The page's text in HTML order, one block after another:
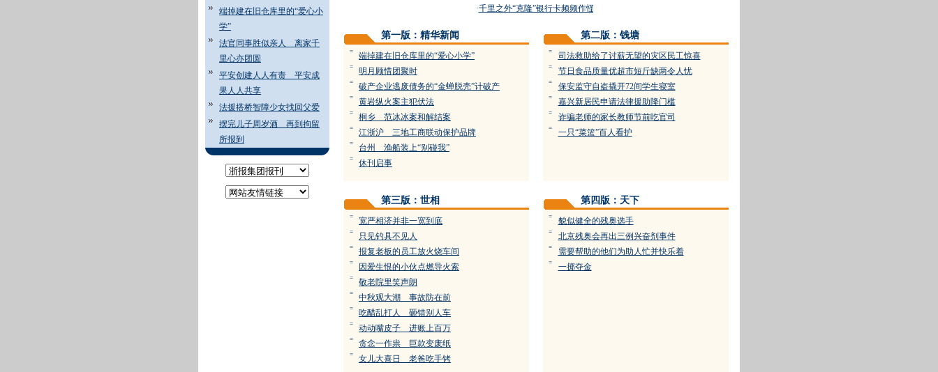
端掉建在旧仓库里的“爱心小
学”
法官同事胜似亲人 离家千
里心亦团圆
平安创建人人有责 平安成
果人人共享
法援搭桥智障少女找回父爱
摆完儿子周岁酒 再到拘留
所报到
千里之外“克隆”银行卡频频作怪·儿子出走廿年 老母申请宣告死亡 养子十年不回 老父申请宣告失踪
第一版：精华新闻
= 端掉建在旧仓库里的“爱心小学”
= 明月顾惜团聚时
= 破产企业逃废债务的“金蝉脱壳”计破产
= 黄岩纵火案主犯伏法
= 桐乡 范冰冰案和解结案
= 江浙沪 三地工商联动保护品牌
= 台州 渔船装上“别碰我”
= 休刊启事
第二版：钱塘
= 司法救助给了讨薪无望的灾区民工惊喜
= 节日食品质量优超市短斤缺两令人忧
= 保安监守自盗撬开72间学生寝室
= 嘉兴新居民申请法律援助降门槛
= 诈骗老师的家长教师节前吃官司
= 一只“菜篮”百人看护
第三版：世相
= 宽严相济并非一宽到底
= 只见钓具不见人
= 报复老板的员工放火烧车间
= 因爱生恨的小伙点燃导火索
= 敬老院里笑声朗
= 中秋观大潮 事故防在前
= 吃醋乱打人 砸错别人车
= 动动嘴皮子 进账上百万
= 贪念一作祟 巨款变废纸
= 女儿大喜日 老爸吃手铐
第四版：天下
= 貌似健全的残奥选手
= 北京残奥会再出三例兴奋剂事件
= 需要帮助的他们为助人忙并快乐着
= 一掷夺金